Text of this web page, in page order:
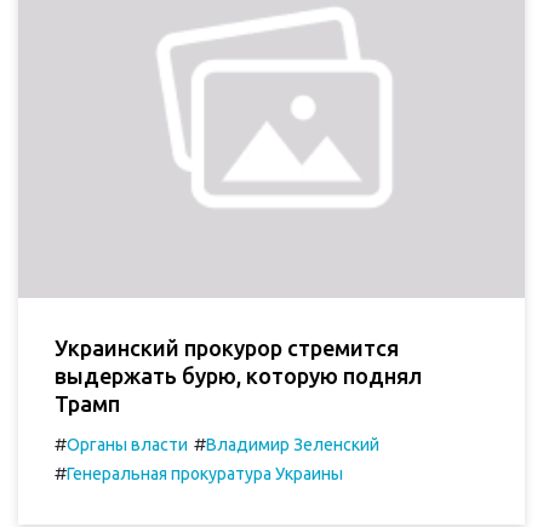
Украинский прокурор стремится
выдержать бурю, которую поднял
Трамп
#Органы власти #Владимир Зеленский
#Генеральная прокуратура Украины